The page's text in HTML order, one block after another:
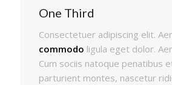
One Third
Consectetuer adipiscing elit.
commodo ligula eget dolor.
Cum sociis natoque penatibus
parturient montes, nascetur